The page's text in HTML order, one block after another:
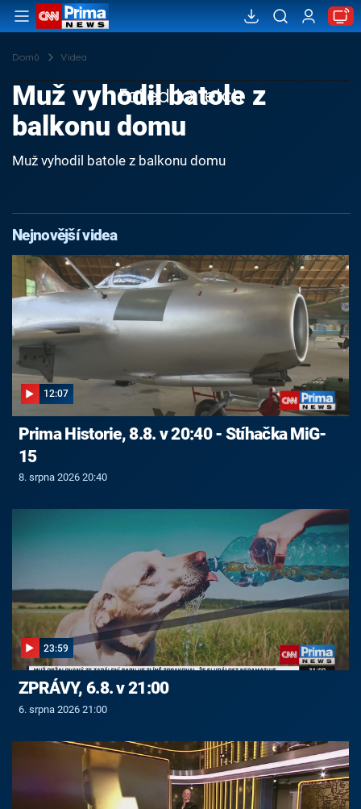
Domů Videa
Failed to fetch
Muž vyhodil batole z
balkonu domu
Muž vyhodil batole z balkonu domu
Nejnovější videa
12:07
Prima Historie, 8.8. v 20:40 - Stíhačka MiG-
15
8. srpna 2026 20:40
23:59
ZPRÁVY, 6.8. v 21:00
6. srpna 2026 21:00